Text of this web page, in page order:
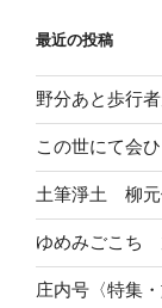
最近の投稿
野分あと歩行
この世にて会
土筆淨土 柳元
ゆめみごこち
庄内号〈特集・